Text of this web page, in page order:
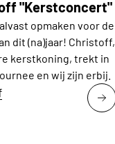
"Kerstconcert"
opmaken voor de
dit (na)jaar! Christoff,
kerstkoning, trekt in
en wij zijn erbij.